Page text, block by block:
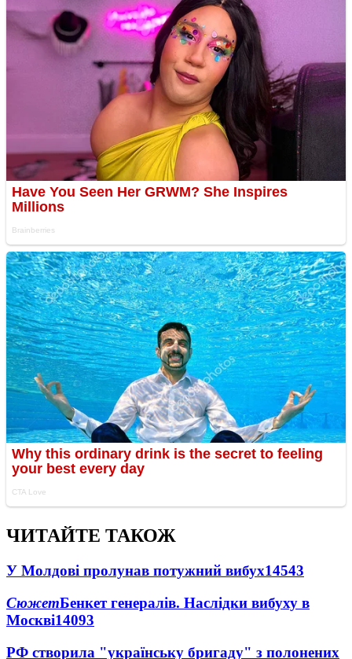
ЧИТАЙТЕ ТАКОЖ
У Молдові пролунав потужний вибух14543
СюжетБенкет генералів. Наслідки вибуху в
Москві14093
РФ створила "українську бригаду" з полонених